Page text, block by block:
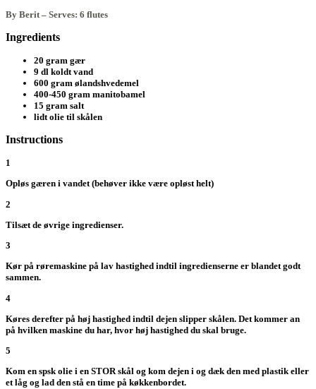
By Berit – Serves: 6 flutes
Ingredients
20 gram gær
9 dl koldt vand
600 gram ølandshvedemel
400-450 gram manitobamel
15 gram salt
lidt olie til skålen
Instructions
1
Opløs gæren i vandet (behøver ikke være opløst helt)
2
Tilsæt de øvrige ingredienser.
3
Kør på røremaskine på lav hastighed indtil ingredienserne er blandet godt
sammen.
4
Køres derefter på høj hastighed indtil dejen slipper skålen. Det kommer an
på hvilken maskine du har, hvor høj hastighed du skal bruge.
5
Kom en spsk olie i en STOR skål og kom dejen i og dæk den med plastik eller
et låg og lad den stå en time på køkkenbordet.